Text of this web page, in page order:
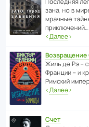
зана, но в
мрачные
приключений…
‹Далее›
Жиль де Рэ –
Франции – и
Римский
‹Далее›
Счет